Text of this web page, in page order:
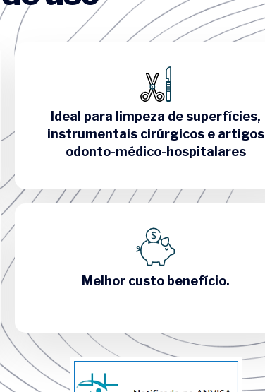
Ideal para limpeza de superfícies,
instrumentais cirúrgicos e artigos
odonto-médico-hospitalares
Melhor custo benefício.